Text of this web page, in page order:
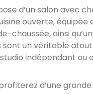
d’un salon avec
ouverte,
chaussée, ainsi
un véritable
indépendant ou
d’une